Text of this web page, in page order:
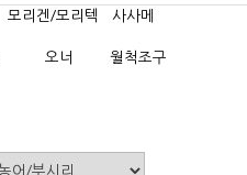
모리겐/모리텍 사사메
오너 월척조구